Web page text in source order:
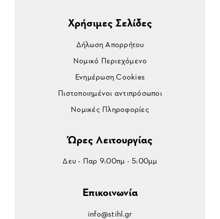
Χρήσιμες Σελίδες
Δήλωση Απορρήτου
Νομικό Περιεχόμενο
Ενημέρωση Cookies
Πιστοποιημένοι αντιπρόσωποι
Νομικές Πληροφορίες
Ώρες Λειτουργίας
Δευ - Παρ 9:00πμ - 5:00μμ
Επικοινωνία
info@stihl.gr